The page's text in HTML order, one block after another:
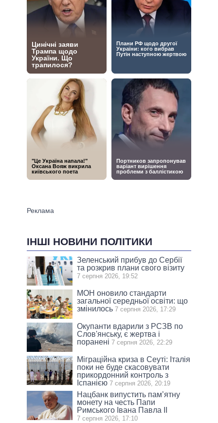
ІНШІ НОВИНИ ПОЛІТИКИ
Зеленський прибув до Сербії
та розкрив плани свого візиту
7 серпня 2026, 19:52
МОН оновило стандарти
загальної середньої освіти: що
змінилось 7 серпня 2026, 17:29
Окупанти вдарили з РСЗВ по
Слов'янську, є жертва і
поранені 7 серпня 2026, 22:29
Міграційна криза в Сеуті: Італія
поки не буде скасовувати
прикордонний контроль з
Іспанією 7 серпня 2026, 20:19
Нацбанк випустить пам’ятну
монету на честь Папи
Римського Івана Павла II
7 серпня 2026, 17:10